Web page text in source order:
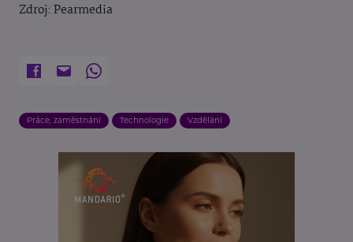
Zdroj: Pearmedia
Práce, zaměstnání Technologie Vzdělání